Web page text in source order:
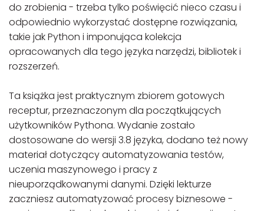
do zrobienia - trzeba tylko poświęcić nieco czasu i
odpowiednio wykorzystać dostępne rozwiązania,
takie jak Python i imponująca kolekcja
opracowanych dla tego języka narzędzi, bibliotek i
rozszerzeń.
Ta książka jest praktycznym zbiorem gotowych
receptur, przeznaczonym dla początkujących
użytkowników Pythona. Wydanie zostało
dostosowane do wersji 3.8 języka, dodano też nowy
materiał dotyczący automatyzowania testów,
uczenia maszynowego i pracy z
nieuporządkowanymi danymi. Dzięki lekturze
zaczniesz automatyzować procesy biznesowe -